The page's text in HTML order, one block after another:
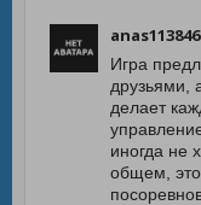
Игра
друзьями,
делает
иногда не
общем,